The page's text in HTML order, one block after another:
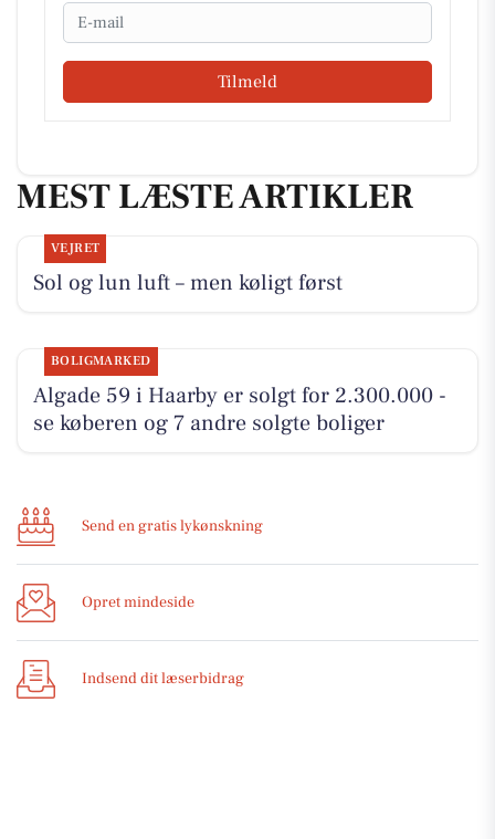
Email
Tilmeld
MEST LÆSTE ARTIKLER
VEJRET
Sol og lun luft – men køligt først
BOLIGMARKED
Algade 59 i Haarby er solgt for 2.300.000 -
se køberen og 7 andre solgte boliger
Send en gratis lykønskning
Opret mindeside
Indsend dit læserbidrag